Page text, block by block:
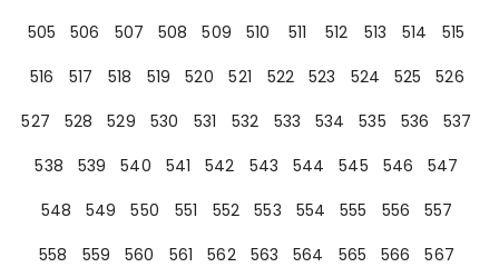
505
506 507 508 509 510 511 512 513 514
515
516
517 518 519 520 521 522 523 524 525
526
527
528 529 530 531 532 533 534 535 536
537
538
539 540 541 542 543 544 545 546
547
548
549 550 551 552 553 554 555 556
557
558
559 560 561 562 563 564 565 566
567